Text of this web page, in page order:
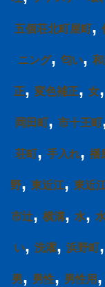
五個荘北町屋町,
ニング, 匂い,
正, 変色補正, 女,
岡田町, 市十王町
荘町, 手入れ, 播
野, 東近江, 東近
市辻, 横溝, 水,
い, 洗濯, 浜野町,
男, 男性, 男性用 ,